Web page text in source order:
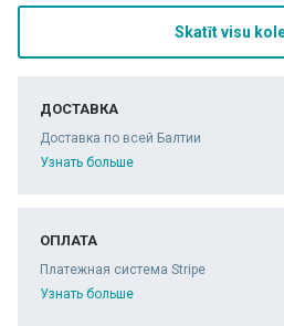
Skatīt visu
ДОСТАВКА
Доставка по всей Балтии
Узнать больше
ОПЛАТА
Платежная система Stripe
Узнать больше